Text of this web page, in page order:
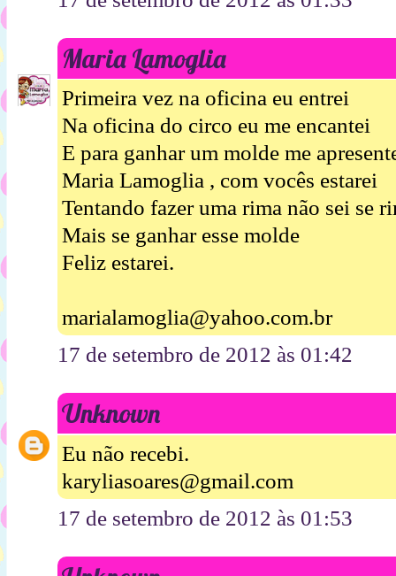
Maria Lamoglia
Primeira vez na oficina eu entrei
Na oficina do circo eu me encantei
E para ganhar um molde me
Maria Lamoglia , com vocês estarei
Tentando fazer uma rima não sei se
Mais se ganhar esse molde
Feliz estarei.
marialamoglia@yahoo.com.br
17 de setembro de 2012 às 01:42
Unknown
Eu não recebi.
karyliasoares@gmail.com
17 de setembro de 2012 às 01:53